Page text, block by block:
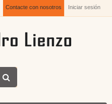
Iniciar sesión
Contacte con nosotros